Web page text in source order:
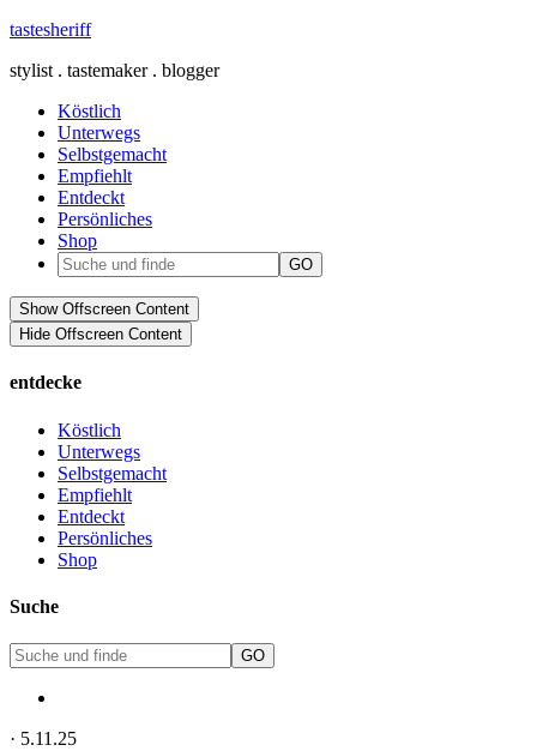
tastesheriff
stylist . tastemaker . blogger
Köstlich
Unterwegs
Selbstgemacht
Empfiehlt
Entdeckt
Persönliches
Shop
Show Offscreen Content
Hide Offscreen Content
entdecke
Köstlich
Unterwegs
Selbstgemacht
Empfiehlt
Entdeckt
Persönliches
Shop
Suche
· 5.11.25